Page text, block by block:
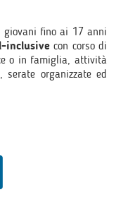
giovani fino ai 17 anni
inclusivecon corso di
o in famiglia, attività
serate organizzate ed